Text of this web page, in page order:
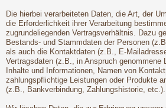
Die hierbei verarbeiteten Daten, die Art, der
die Erforderlichkeit ihrer Verarbeitung
zugrundeliegenden Vertragsverhältnis. Dazu
Bestands- und Stammdaten der Personen
als auch die Kontaktdaten (z.B., E-
Vertragsdaten (z.B., in Anspruch genommene
Inhalte und Informationen, Namen von
zahlungspflichtige Leistungen oder Produkte
(z.B., Bankverbindung, Zahlungshistorie, etc.).